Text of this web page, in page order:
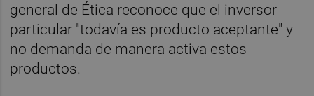
general de Ética reconoce que el inversor
particular "todavía es producto aceptante" y
no demanda de manera activa estos
productos.